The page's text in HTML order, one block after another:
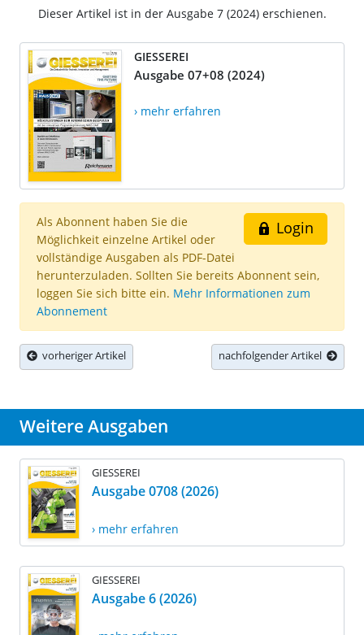
Dieser Artikel ist in der Ausgabe 7 (2024) erschienen.
GIESSEREI
Ausgabe 07+08 (2024)
› mehr erfahren
Login
Als Abonnent haben Sie die
Möglichkeit einzelne Artikel oder
vollständige Ausgaben als PDF-Datei
herunterzuladen. Sollten Sie bereits Abonnent sein,
loggen Sie sich bitte ein. Mehr Informationen zum
Abonnement
vorheriger Artikel nachfolgender Artikel
Weitere Ausgaben
GIESSEREI
Ausgabe 0708 (2026)
› mehr erfahren
GIESSEREI
Ausgabe 6 (2026)